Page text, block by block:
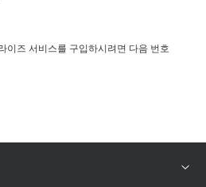
이즈 서비스를 구입하시려면 다음 번호